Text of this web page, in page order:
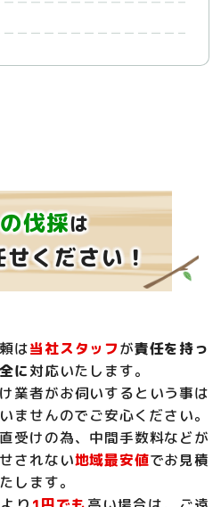
伐採は
せください！
は当社スタッフが責任を持っ
に対応いたします。
業者がお伺いするという事は
ませんのでご安心ください。
受けの為、中間手数料などが
されない地域最安値でお見積
します。